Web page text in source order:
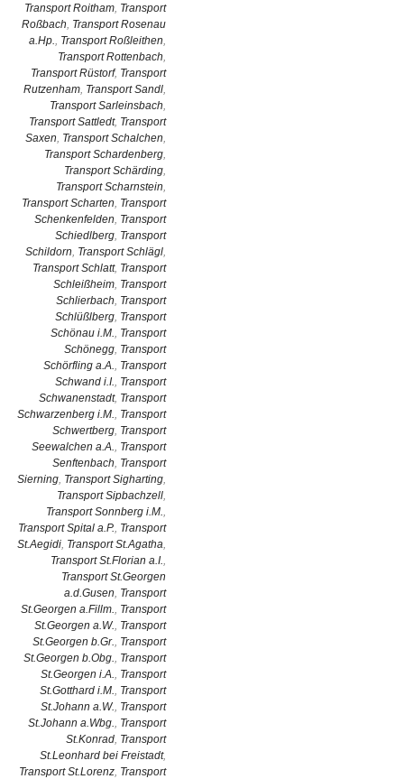
Transport Roitham, Transport
Roßbach, Transport Rosenau
a.Hp., Transport Roßleithen,
Transport Rottenbach,
Transport Rüstorf, Transport
Rutzenham, Transport Sandl,
Transport Sarleinsbach,
Transport Sattledt, Transport
Saxen, Transport Schalchen,
Transport Schardenberg,
Transport Schärding,
Transport Scharnstein,
Transport Scharten, Transport
Schenkenfelden, Transport
Schiedlberg, Transport
Schildorn, Transport Schlägl,
Transport Schlatt, Transport
Schleißheim, Transport
Schlierbach, Transport
Schlüßlberg, Transport
Schönau i.M., Transport
Schönegg, Transport
Schörfling a.A., Transport
Schwand i.I., Transport
Schwanenstadt, Transport
Schwarzenberg i.M., Transport
Schwertberg, Transport
Seewalchen a.A., Transport
Senftenbach, Transport
Sierning, Transport Sigharting,
Transport Sipbachzell,
Transport Sonnberg i.M.,
Transport Spital a.P., Transport
St.Aegidi, Transport St.Agatha,
Transport St.Florian a.I.,
Transport St.Georgen
a.d.Gusen, Transport
St.Georgen a.Fillm., Transport
St.Georgen a.W., Transport
St.Georgen b.Gr., Transport
St.Georgen b.Obg., Transport
St.Georgen i.A., Transport
St.Gotthard i.M., Transport
St.Johann a.W., Transport
St.Johann a.Wbg., Transport
St.Konrad, Transport
St.Leonhard bei Freistadt,
Transport St.Lorenz, Transport